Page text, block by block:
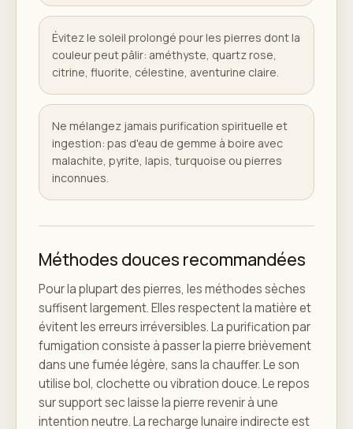
Évitez le soleil prolongé pour les pierres dont la
couleur peut pâlir: améthyste, quartz rose,
citrine, fluorite, célestine, aventurine claire.
Ne mélangez jamais purification spirituelle et
ingestion: pas d'eau de gemme à boire avec
malachite, pyrite, lapis, turquoise ou pierres
inconnues.
Méthodes douces recommandées
Pour la plupart des pierres, les méthodes sèches
suffisent largement. Elles respectent la matière et
évitent les erreurs irréversibles. La purification par
fumigation consiste à passer la pierre brièvement
dans une fumée légère, sans la chauffer. Le son
utilise bol, clochette ou vibration douce. Le repos
sur support sec laisse la pierre revenir à une
intention neutre. La recharge lunaire indirecte est